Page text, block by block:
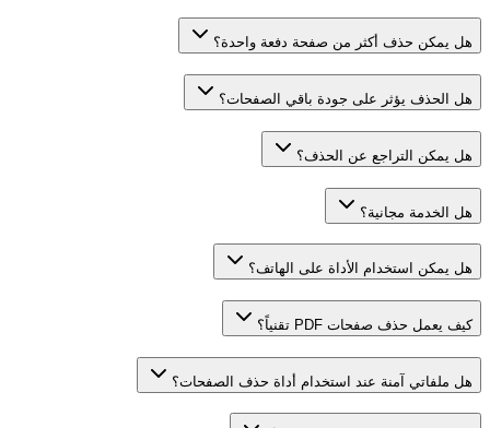
هل يمكن حذف أكثر من صفحة دفعة واحدة؟
هل الحذف يؤثر على جودة باقي الصفحات؟
هل يمكن التراجع عن الحذف؟
هل الخدمة مجانية؟
هل يمكن استخدام الأداة على الهاتف؟
كيف يعمل حذف صفحات PDF تقنياً؟
هل ملفاتي آمنة عند استخدام أداة حذف الصفحات؟